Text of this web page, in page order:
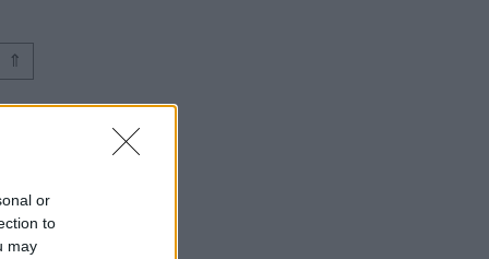
or
to
may
⇑